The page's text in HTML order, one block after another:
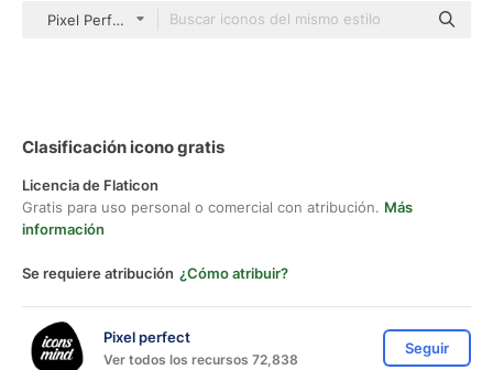
Pixel Perfect Flat
Clasificación icono gratis
Licencia de Flaticon
Gratis para uso personal o comercial con atribución. Más
información
Se requiere atribución ¿Cómo atribuir?
Pixel perfect
Ver todos los recursos 72,838
Seguir